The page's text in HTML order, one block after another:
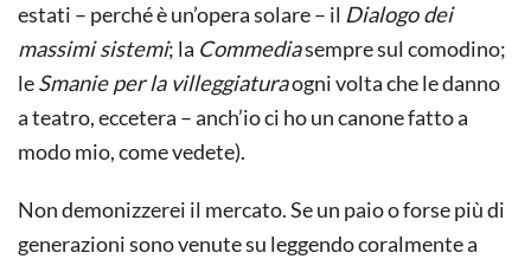
estati – perché è un’opera solare – il Dialogo dei
massimi sistemi; la Commediasempre sul comodino;
leSmanie per la villeggiaturaogni volta che le danno
a teatro, eccetera – anch’io ci ho un canone fatto a
modo mio, come vedete).
Non demonizzerei il mercato. Se un paio o forse più di
generazioni sono venute su leggendo coralmente a